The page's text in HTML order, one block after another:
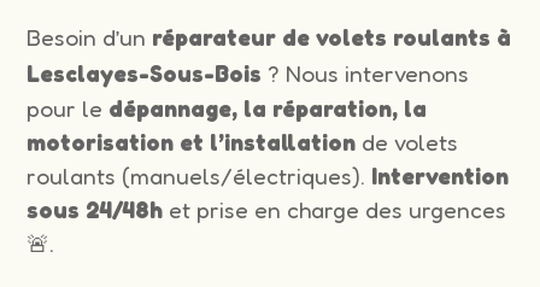
Besoin d’un réparateur de volets roulants à
Lesclayes-Sous-Bois ? Nous intervenons
pour le dépannage, la réparation, la
motorisation et l’installation de volets
roulants (manuels/électriques). Intervention
sous 24/48h et prise en charge des urgences
🚨.